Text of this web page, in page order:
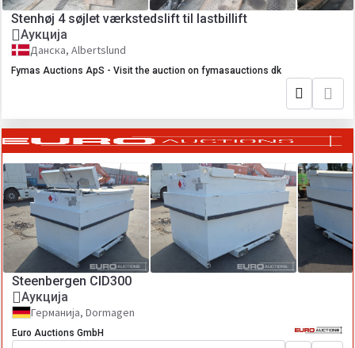
Stenhøj 4 søjlet værkstedslift til lastbillift
Аукција
Данска, Albertslund
Fymas Auctions ApS - Visit the auction on fymasauctions dk
Steenbergen CID300
Аукција
Германија, Dormagen
Euro Auctions GmbH